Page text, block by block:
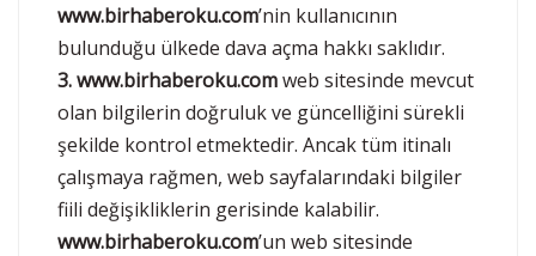
www.birhaberoku.com’nin kullanıcının
bulunduğu ülkede dava açma hakkı saklıdır.
3.www.birhaberoku.comweb sitesinde mevcut
olan bilgilerin doğruluk ve güncelliğini sürekli
şekilde kontrol etmektedir. Ancak tüm itinalı
çalışmaya rağmen, web sayfalarındaki bilgiler
fiili değişikliklerin gerisinde kalabilir.
www.birhaberoku.com’un web sitesinde